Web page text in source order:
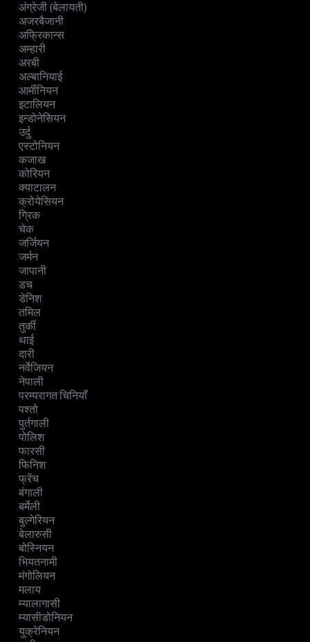
अंग्रेजी (बेलायती)
अजरबैजानी
अफ्रिकान्स
अम्हारी
अरबी
अल्बानियाई
आर्मीनियन
इटालियन
इन्डोनेसियन
उर्दु
एस्टोनियन
कजाख
कोरियन
क्याटालन
क्रोयेसियन
ग्रिक
चेक
जर्जियन
जर्मन
जापानी
डच
डेनिश
तमिल
तुर्की
थाई
दारी
नर्वेजियन
नेपाली
परम्परागत चिनियाँ
पश्तो
पुर्तगाली
पोलिश
फारसी
फिनिश
फ्रेंच
बंगाली
बर्मेली
बुल्गेरियन
बेलारुसी
बोस्नियन
भियतनामी
मंगोलियन
मलाय
म्यालागासी
म्यासीडोनियन
युक्रेनियन